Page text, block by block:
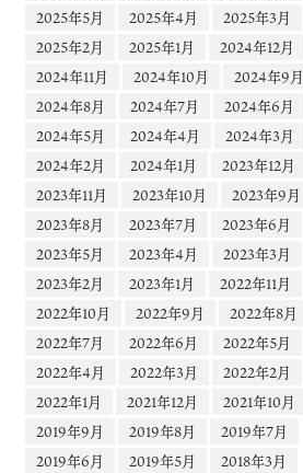
2025年5月
2025年4月
2025年3月
2025年2月
2025年1月
2024年12月
2024年11月
2024年10月
2024年9月
2024年8月
2024年7月
2024年6月
2024年5月
2024年4月
2024年3月
2024年2月
2024年1月
2023年12月
2023年11月
2023年10月
2023年9月
2023年8月
2023年7月
2023年6月
2023年5月
2023年4月
2023年3月
2023年2月
2023年1月
2022年11月
2022年10月
2022年9月
2022年8月
2022年7月
2022年6月
2022年5月
2022年4月
2022年3月
2022年2月
2022年1月
2021年12月
2021年10月
2019年9月
2019年8月
2019年7月
2019年6月
2019年5月
2018年3月